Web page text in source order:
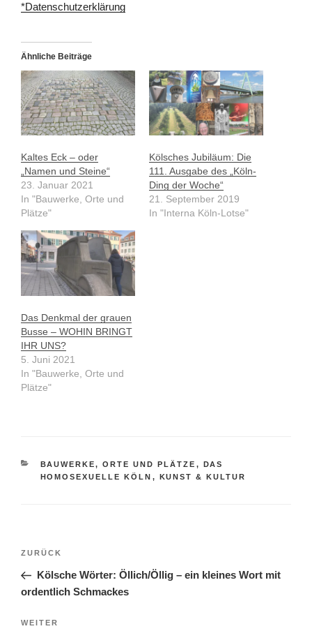
*Datenschutzerklärung
Ähnliche Beiträge
Kaltes Eck – oder
„Namen und Steine“
23. Januar 2021
In "Bauwerke, Orte und
Plätze"
Kölsches Jubiläum: Die
111. Ausgabe des „Köln-
Ding der Woche“
21. September 2019
In "Interna Köln-Lotse"
Das Denkmal der grauen
Busse – WOHIN BRINGT
IHR UNS?
5. Juni 2021
In "Bauwerke, Orte und
Plätze"
KATEGORIEN
BAUWERKE, ORTE UND PLÄTZE , DAS
HOMOSEXUELLE KÖLN , KUNST & KULTUR
Beitragsnavigation
Vorheriger
Beitrag
ZURÜCK
Kölsche Wörter: Öllich/Öllig – ein kleines Wort mit
ordentlich Schmackes
Nächster
WEITER